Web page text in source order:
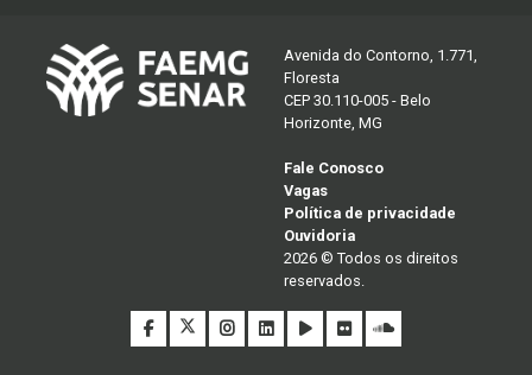
Avenida do Contorno, 1.771,
Floresta
CEP 30.110-005 - Belo
Horizonte, MG
Fale Conosco
Vagas
Política de privacidade
Ouvidoria
2026 © Todos os direitos
reservados.